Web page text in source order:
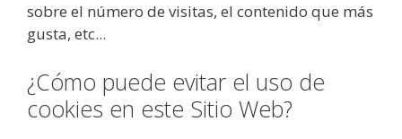
sobre el número de visitas, el contenido que más
gusta, etc...
¿Cómo puede evitar el uso de
cookies en este Sitio Web?